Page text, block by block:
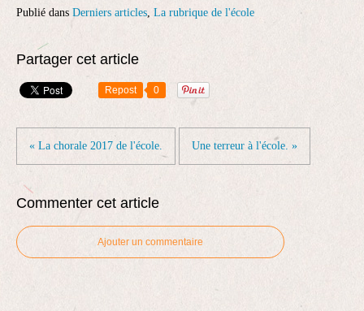
Publié dans Derniers articles, La rubrique de l'école
Partager cet article
Repost 0
« La chorale 2017 de l'école. Une terreur à l'école. »
Commenter cet article
Ajouter un commentaire